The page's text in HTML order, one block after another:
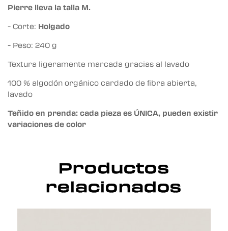
Pierre lleva la talla M.
- Corte: Holgado
- Peso: 240 g
Textura ligeramente marcada gracias al lavado
100 % algodón orgánico cardado de fibra abierta,
lavado
Teñido en prenda: cada pieza es ÚNICA, pueden existir
variaciones de color
Productos
relacionados